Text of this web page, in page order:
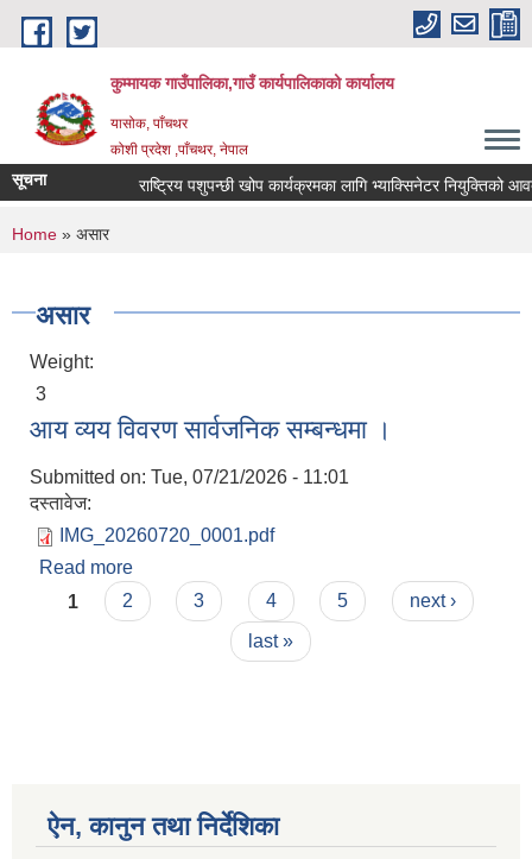
Skip to main content
कुम्मायक गाउँपालिका,गाउँ कार्यपालिकाको कार्यालय
यासोक, पाँचथर
कोशी प्रदेश ,पाँचथर, नेपाल
सूचना राष्ट्रिय पशुपन्छी खोप कार्यक्रमका लागि भ्याक्सिनेटर नियुक्तिको
You are here
Home » असार
असार
Weight:
3
आय व्यय विवरण सार्वजनिक सम्बन्धमा ।
Submitted on: Tue, 07/21/2026 - 11:01
दस्तावेज:
IMG_20260720_0001.pdf
Read more
Pages
1 2 3 4 5
next ›
last »
ऐन, कानुन तथा निर्देशिका